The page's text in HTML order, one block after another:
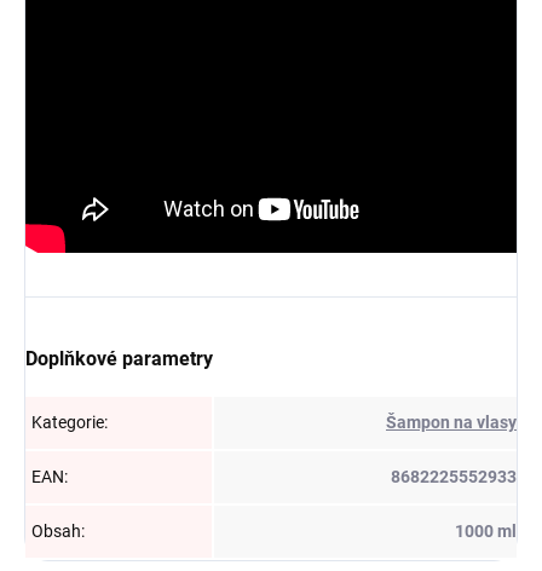
Doplňkové parametry
Kategorie: Šampon na vlasy
EAN: 8682225552933
Obsah: 1000 ml